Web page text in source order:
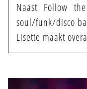
Naast Follow
soul/funk/disco
Lisette maakt